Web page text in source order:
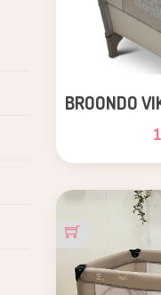
BROONDO